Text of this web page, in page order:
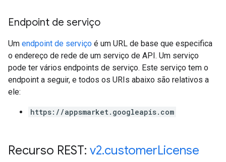
Endpoint de serviço
Um endpoint de serviço é um URL de base que especifica
o endereço de rede de um serviço de API. Um serviço
pode ter vários endpoints de serviço. Este serviço tem o
endpoint a seguir, e todos os URIs abaixo são relativos a
ele:
https://appsmarket.googleapis.com
Recurso REST: v2.customerLicense